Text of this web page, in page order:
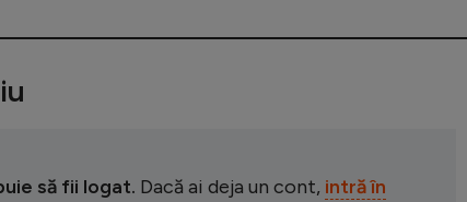
să fii logat. Dacă ai deja un cont, intră în